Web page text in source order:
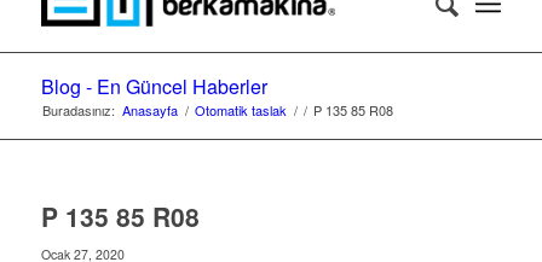
Blog - En Güncel Haberler
Buradasınız: Anasayfa / Otomatik taslak / / P 135 85 R08
P 135 85 R08
Ocak 27, 2020